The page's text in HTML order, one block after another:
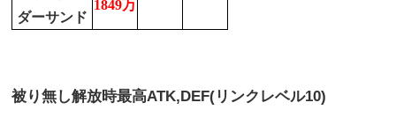
ダーサンド
1849万
被り無し解放時最高ATK,DEF(リンクレベル10)